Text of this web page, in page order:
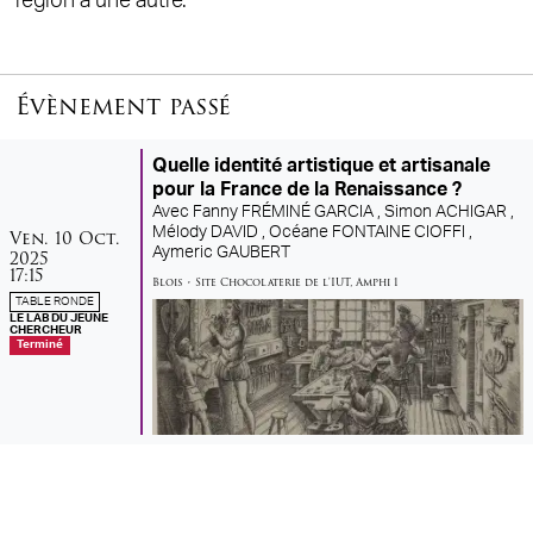
Évènement passé
vendredi
Ven. 10 octobre
Oct.
2025
17:15
TABLE RONDE
LE LAB DU JEUNE
CHERCHEUR
Terminé
Quelle identité artistique et artisanale
pour la France de la Renaissance ?
Avec Fanny FRÉMINÉ GARCIA , Simon ACHIGAR ,
Mélody DAVID , Océane FONTAINE CIOFFI ,
Aymeric GAUBERT
Blois • Site Chocolaterie de l'IUT, Amphi 1